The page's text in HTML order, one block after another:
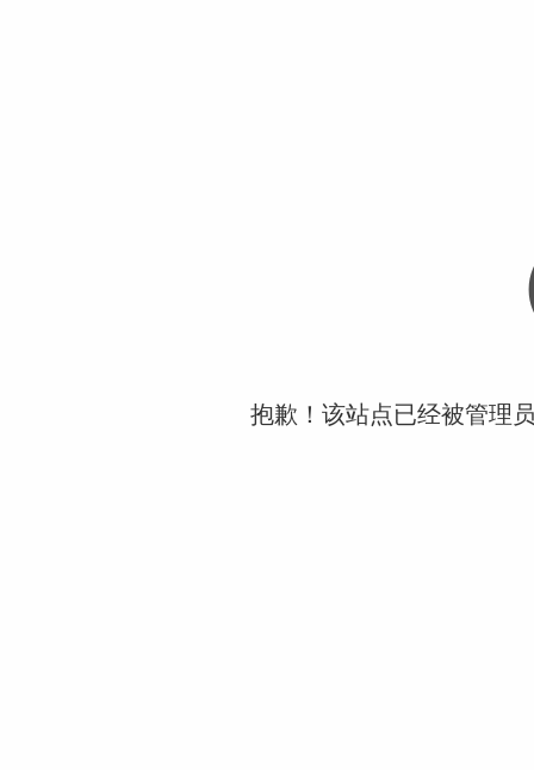
抱歉！该站点已经被管理